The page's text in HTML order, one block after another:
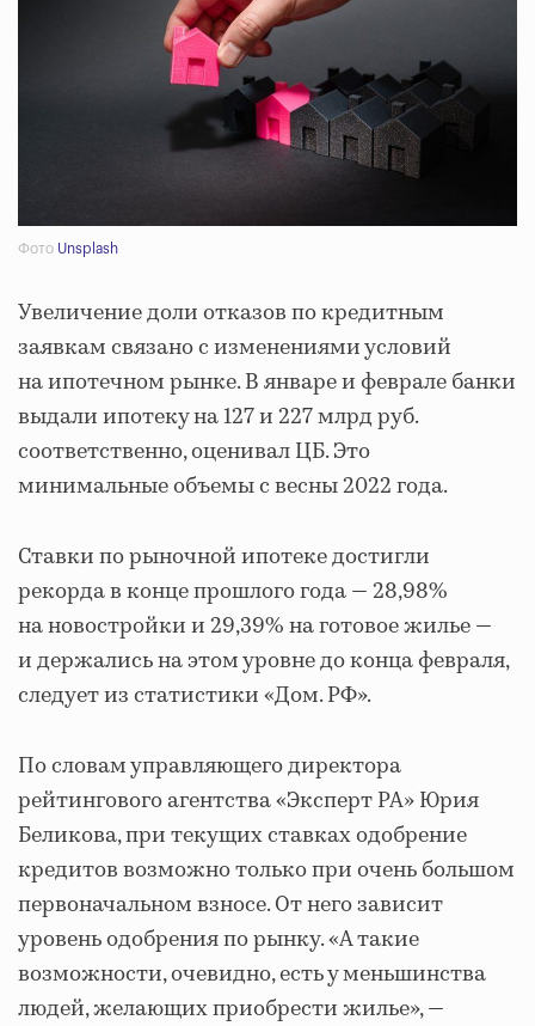
Фото Unsplash
Увеличение доли отказов по кредитным
заявкам связано с изменениями условий
на ипотечном рынке. В январе и феврале банки
выдали ипотеку на 127 и 227 млрд руб.
соответственно, оценивал ЦБ. Это
минимальные объемы с весны 2022 года.
Ставки по рыночной ипотеке достигли
рекорда в конце прошлого года — 28,98%
на новостройки и 29,39% на готовое жилье —
и держались на этом уровне до конца февраля,
следует из статистики «Дом. РФ».
По словам управляющего директора
рейтингового агентства «Эксперт РА» Юрия
Беликова, при текущих ставках одобрение
кредитов возможно только при очень большом
первоначальном взносе. От него зависит
уровень одобрения по рынку. «А такие
возможности, очевидно, есть у меньшинства
людей, желающих приобрести жилье», —